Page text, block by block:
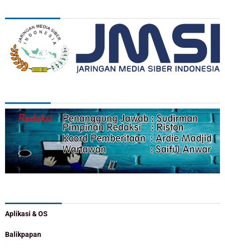
Aplikasi & OS
Balikpapan